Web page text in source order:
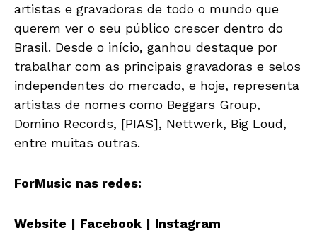
artistas e gravadoras de todo o mundo que
querem ver o seu público crescer dentro do
Brasil. Desde o início, ganhou destaque por
trabalhar com as principais gravadoras e selos
independentes do mercado, e hoje, representa
artistas de nomes como Beggars Group,
Domino Records, [PIAS], Nettwerk, Big Loud,
entre muitas outras.
ForMusic nas redes:
Website | Facebook | Instagram